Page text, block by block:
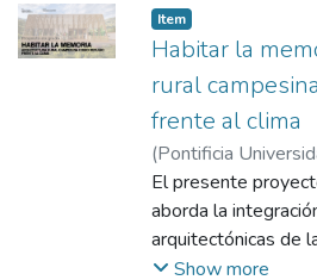
aulas de clase que
condiciones
según una
los estudiantes y
percepción,
respecto a la
térmico en las
Este proyecto se
metodología de
y confort térmico,
Item
Habitar la
rural
frente al clima
(Pontificia
Quiceno
Rengifo, Carlos
Gabriel
El presente
aborda la
arquitectónicas de
campesina en la
Show more